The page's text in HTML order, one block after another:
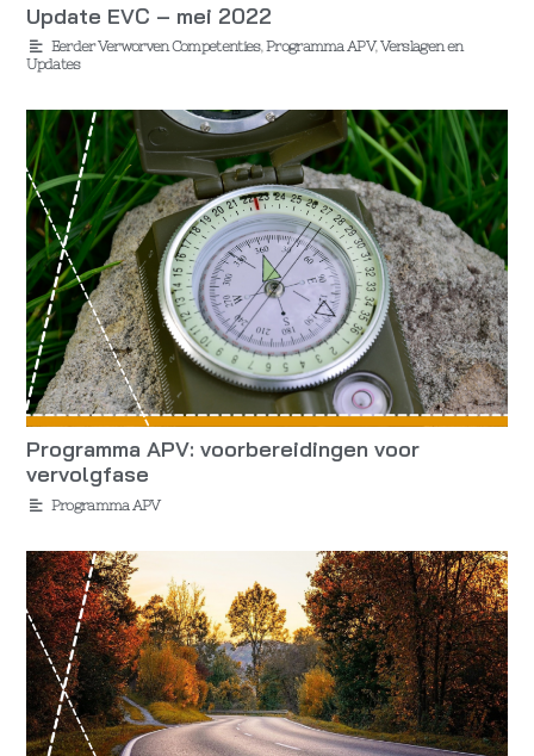
Update EVC – mei 2022
Eerder Verworven Competenties,Programma APV,Verslagen en
Updates
Programma APV: voorbereidingen voor
vervolgfase
Programma APV